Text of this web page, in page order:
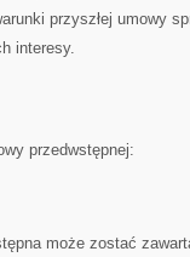
przyszłej umowy
interesy.
przedwstępnej:
może zostać⁤